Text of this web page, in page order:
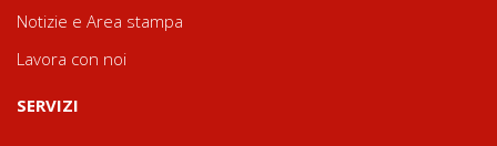
Notizie e Area stampa
Lavora con noi
SERVIZI